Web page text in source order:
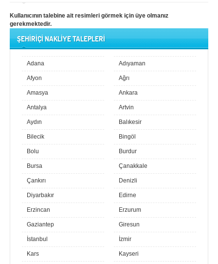
MÜŞTERİ TALEPLERİ
DEFTER
NAKLİYECİ İLANLARI
Kullanıcının talebine ait resimleri görmek için üye olmanız
gerekmektedir.
ŞEHİRİÇİ NAKLİYE TALEPLERİ
Adana Adıyaman
Afyon Ağrı
Amasya Ankara
Antalya Artvin
Aydın Balıkesir
Bilecik Bingöl
Bolu Burdur
Bursa Çanakkale
Çankırı Denizli
Diyarbakır Edirne
Erzincan Erzurum
Gaziantep Giresun
İstanbul İzmir
Kars Kayseri